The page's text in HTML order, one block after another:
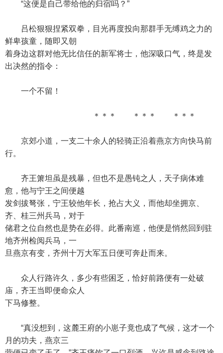
“这便是自己带给他的归宿吗？”
吕松狠狠捏紧双拳，目光再度投向那群手无缚鸡之力的
鲜卑孩童，随即又朝
着身边这群对他无比信任的新军将士，他深吸口气，终是发
出决然的指令：
一个不留！
＊＊＊ ＊＊＊ ＊＊＊
京郊小道，一支二十余人的轻骑正沿着燕京方向快马前
行。
齐王箫坦虽是残暴，但也不是愚钝之人，天子病体难
愈，他与宁王之间便越
发剑拔弩张，宁王较他年长，抢占大义，而他却坐拥京、
齐、桂三州兵马，对于
储君之位自然也是势在必得。此番南巡，他便是悄然回到驻
地齐州检阅兵马，一
旦燕京有变，齐州十万大军五日便可奔赴而来。
众人行路许久，多少有些困乏，恰好前路便有一处破
庙，齐王当即便命众人
下马修整。
“真没想到，这麓王府的小崽子竟也成了气候，这才一个
月的功夫，燕京三